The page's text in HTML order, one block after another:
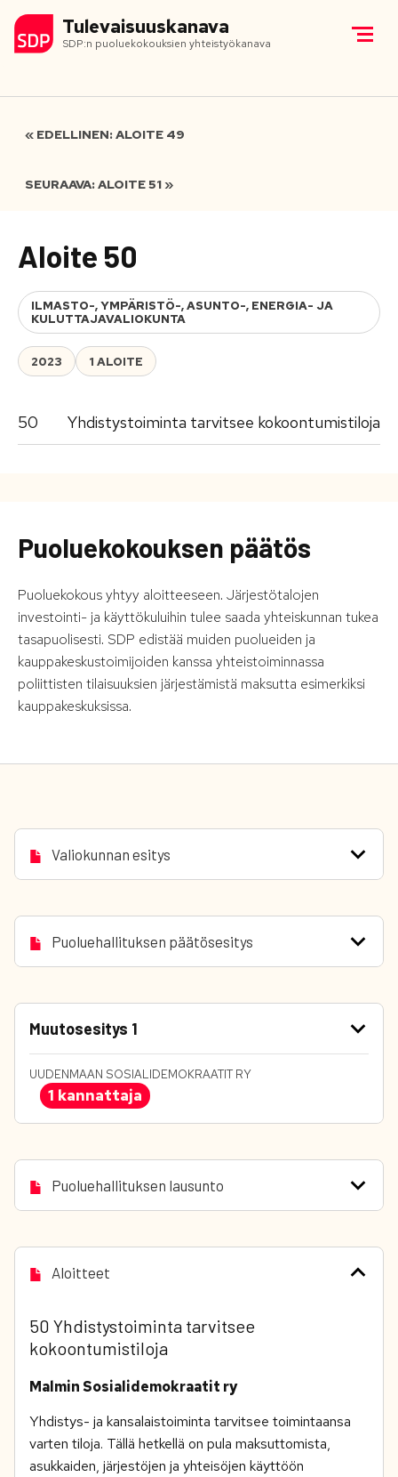
Tulevaisuuskanava
SDP:n puoluekokouksien yhteistyökanava
« EDELLINEN: ALOITE 49
SEURAAVA: ALOITE 51 »
Aloite 50
ILMASTO-, YMPÄRISTÖ-, ASUNTO-, ENERGIA- JA
KULUTTAJAVALIOKUNTA
2023 1 ALOITE
50 Yhdistystoiminta tarvitsee kokoontumistiloja
Puoluekokouksen päätös
Puoluekokous yhtyy aloitteeseen. Järjestötalojen
investointi- ja käyttökuluihin tulee saada yhteiskunnan tukea
tasapuolisesti. SDP edistää muiden puolueiden ja
kauppakeskustoimijoiden kanssa yhteistoiminnassa
poliittisten tilaisuuksien järjestämistä maksutta esimerkiksi
kauppakeskuksissa.
Valiokunnan esitys
Puoluehallituksen päätösesitys
Muutosesitys 1
UUDENMAAN SOSIALIDEMOKRAATIT RY
1 kannattaja
Puoluehallituksen lausunto
Aloitteet
50 Yhdistystoiminta tarvitsee
kokoontumistiloja
Malmin Sosialidemokraatit ry
Yhdistys- ja kansalaistoiminta tarvitsee toimintaansa
varten tiloja. Tällä hetkellä on pula maksuttomista,
asukkaiden, järjestöjen ja yhteisöjen käyttöön